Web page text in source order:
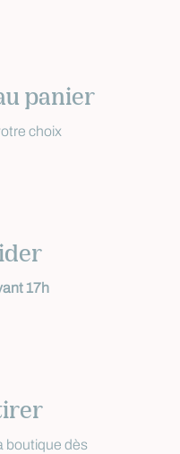
panier
choix
17h
boutique dès